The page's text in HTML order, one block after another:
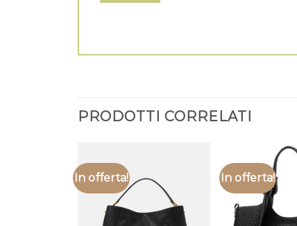
PRODOTTI CORRELATI
In offerta! In offerta!